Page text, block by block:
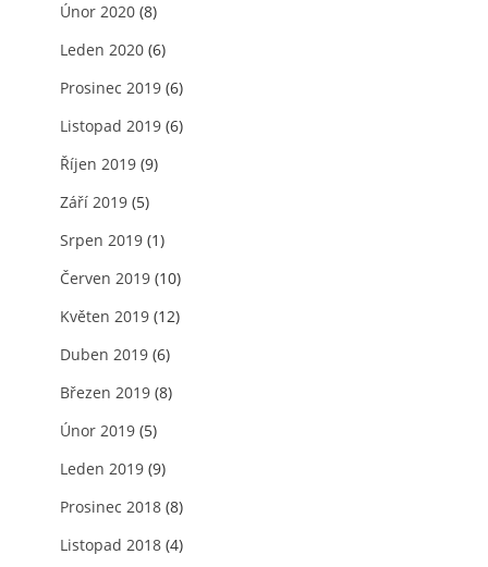
Únor 2020 (8)
Leden 2020 (6)
Prosinec 2019 (6)
Listopad 2019 (6)
Říjen 2019 (9)
Září 2019 (5)
Srpen 2019 (1)
Červen 2019 (10)
Květen 2019 (12)
Duben 2019 (6)
Březen 2019 (8)
Únor 2019 (5)
Leden 2019 (9)
Prosinec 2018 (8)
Listopad 2018 (4)